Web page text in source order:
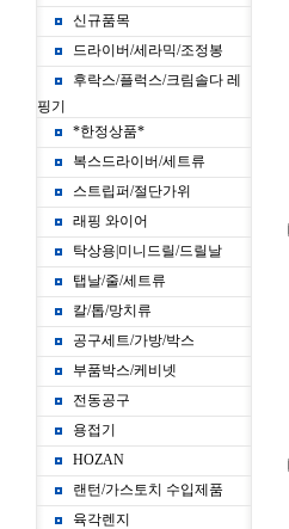
신규품목
드라이버/세라믹/조정봉
후락스/플럭스/크림솔다 레
핑기
*한정상품*
복스드라이버/세트류
스트립퍼/절단가위
래핑 와이어
탁상용|미니드릴/드릴날
탭날/줄/세트류
칼/톱/망치류
공구세트/가방/박스
부품박스/케비넷
전동공구
용접기
HOZAN
랜턴/가스토치 수입제품
육각렌지